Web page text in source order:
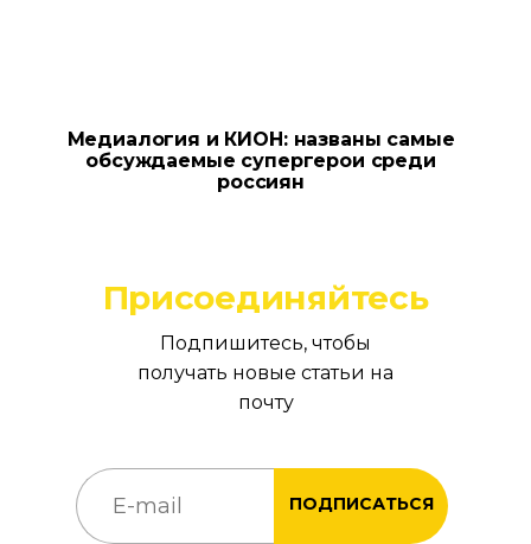
Медиалогия и КИОН: названы самые
обсуждаемые супергерои среди
россиян
Присоединяйтесь
Подпишитесь, чтобы
получать новые статьи на
почту
ПОДПИСАТЬСЯ